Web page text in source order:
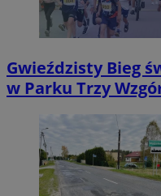
Gwieździsty Bieg
w Parku Trzy